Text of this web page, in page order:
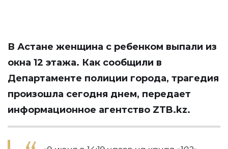
В Астане женщина с ребенком выпали из
окна 12 этажа. Как сообщили в
Департаменте полиции города, трагедия
произошла сегодня днем, передает
информационное агентство ZTB.kz.